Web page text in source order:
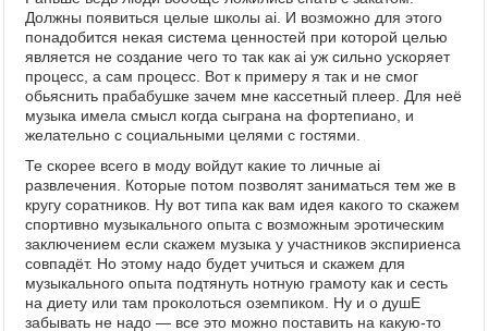
Должны появиться целые школы ai. И возможно для этого
понадобится некая система ценностей при которой целью
является не создание чего то так как ai уж сильно ускоряет
процесс, а сам процесс. Вот к примеру я так и не смог
обьяснить прабабушке зачем мне кассетный плеер. Для неё
музыка имела смысл когда сыграна на фортепиано, и
желательно с социальными целями с гостями.
Те скорее всего в моду войдут какие то личные ai
развлечения. Которые потом позволят заниматься тем же в
кругу соратников. Ну вот типа как вам идея какого то скажем
спортивно музыкального опыта с возможным эротическим
заключением если скажем музыка у участников экспириенса
совпадёт. Но этому надо будет учиться и скажем для
музыкального опыта подтянуть нотную грамоту как и сесть
на диету или там проколоться оземпиком. Ну и о душЕ
забывать не надо — все это можно поставить на какую-то